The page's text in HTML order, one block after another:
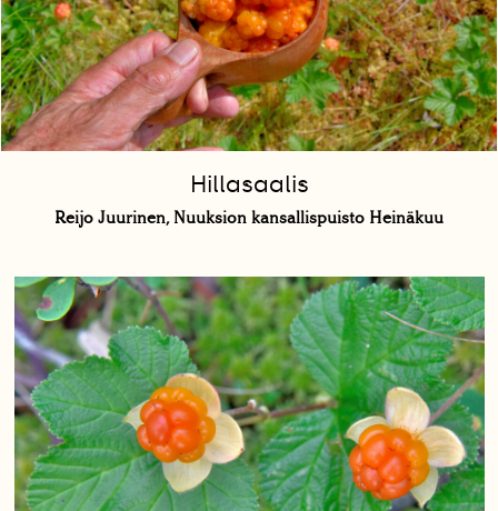
Hillasaalis
Reijo Juurinen, Nuuksion kansallispuisto Heinäkuu